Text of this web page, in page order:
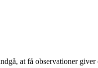
at få observationer